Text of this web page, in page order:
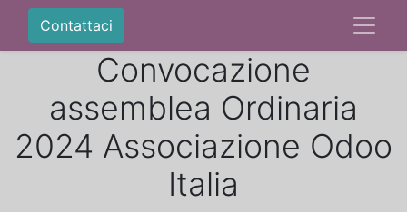
Contattaci
Convocazione
assemblea Ordinaria
2024 Associazione Odoo
Italia